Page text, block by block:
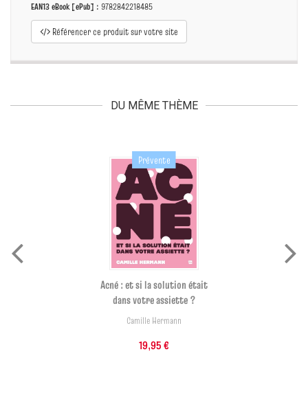
EAN13 eBook [ePub] : 9782842218485
Référencer ce produit sur votre site
DU MÊME THÈME
Prévente
Acné : et si la solution était
dans votre assiette ?
Camille Hermann
19,95 €